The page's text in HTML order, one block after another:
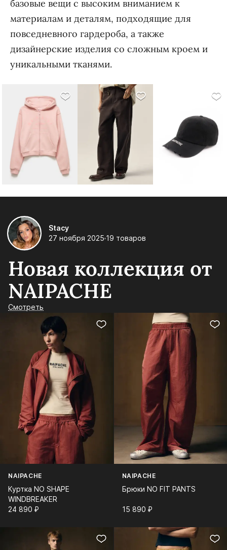
базовые вещи с высоким вниманием к
материалам и деталям, подходящие для
повседневного гардероба, а также
дизайнерские изделия со сложным кроем и
уникальными тканями.
Stacy
27 ноября 2025 19 товаров
Новая коллекция от
NAIPACHE
Смотреть
NAIPACHE
Куртка NO SHAPE
WINDBREAKER
24 890⁠ ⁠₽
NAIPACHE
Брюки NO FIT PANTS
15 890⁠ ⁠₽